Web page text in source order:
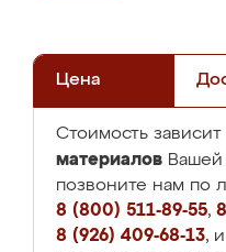
Цена
Стоимость зависит
материалов
позвоните нам по
8 (800) 511-89-55,
8 (926) 409-68-13,